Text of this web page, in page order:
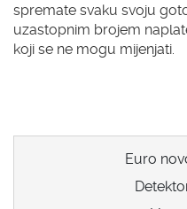
spremate svaku svoju
uzastopnim brojem
koji se ne mogu mijenjati.
Euro